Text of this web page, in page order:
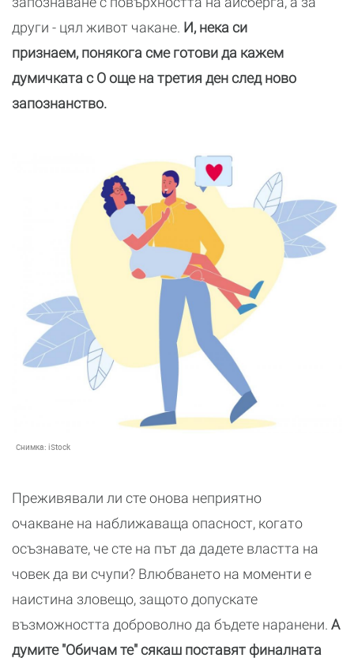
други - цял живот чакане. И, нека си
признаем, понякога сме готови да кажем
думичката с О още на третия ден след ново
запознанство.
Снимка: iStock
Преживявали ли сте онова неприятно
очакване на наближаваща опасност, когато
осъзнавате, че сте на път да дадете властта на
човек да ви счупи? Влюбването на моменти е
наистина зловещо, защото допускате
възможността доброволно да бъдете наранени. А
думите "Обичам те" сякаш поставят финалната